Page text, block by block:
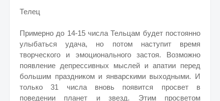
Телец
Примерно до 14-15 числа Тельцам будет постоянно
улыбаться удача, но потом наступит время
творческого и эмоционального застоя. Возможно
появление депрессивных мыслей и апатии перед
большим праздником и январскими выходными. И
только 31 числа вновь появится просвет в
поведении планет и звезд. Этим просветом